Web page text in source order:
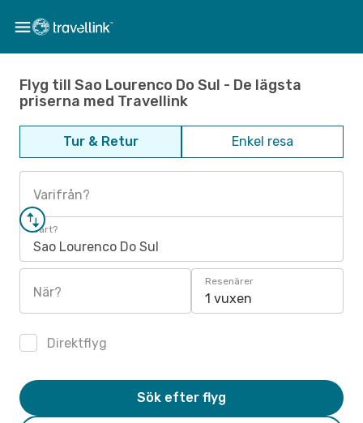
Flyg till Sao Lourenco Do Sul - De lägsta
priserna med Travellink
Tur & Retur Enkel resa
Varifrån?
Vart?
Sao Lourenco Do Sul
När?
Resenärer
1 vuxen
Direktflyg
Sök efter flyg